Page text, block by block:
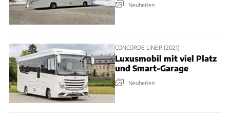
Neuheiten
CONCORDE LINER (2021)
Luxusmobil mit viel Platz
und Smart-Garage
Neuheiten